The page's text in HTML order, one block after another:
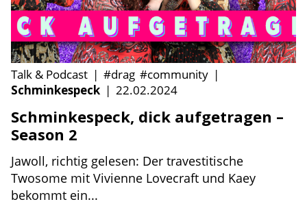
Talk & Podcast | #drag #community |
Schminkespeck | 22.02.2024
Schminkespeck, dick aufgetragen –
Season 2
Jawoll, richtig gelesen: Der travestitische
Twosome mit Vivienne Lovecraft und Kaey
bekommt ein...